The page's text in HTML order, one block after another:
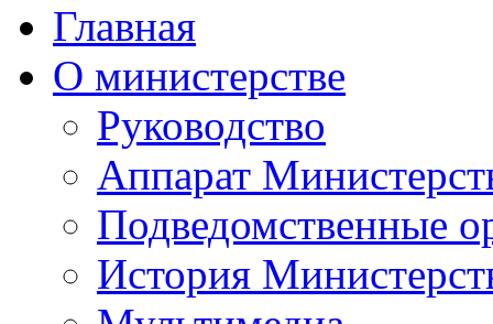
Главная
О министерстве
Руководство
Аппарат
Подведомственные
История